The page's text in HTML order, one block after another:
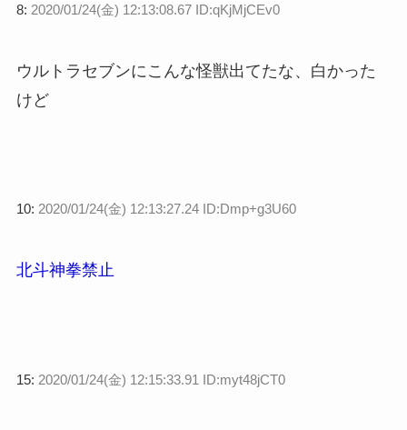
8: 2020/01/24(金) 12:13:08.67 ID:qKjMjCEv0
ウルトラセブンにこんな怪獣出てたな、白かった
けど
10: 2020/01/24(金) 12:13:27.24 ID:Dmp+g3U60
北斗神拳禁止
15: 2020/01/24(金) 12:15:33.91 ID:myt48jCT0